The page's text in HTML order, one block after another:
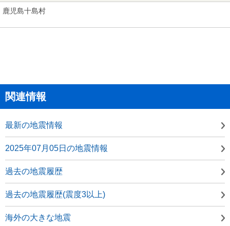
鹿児島十島村
関連情報
最新の地震情報
2025年07月05日の地震情報
過去の地震履歴
過去の地震履歴(震度3以上)
海外の大きな地震